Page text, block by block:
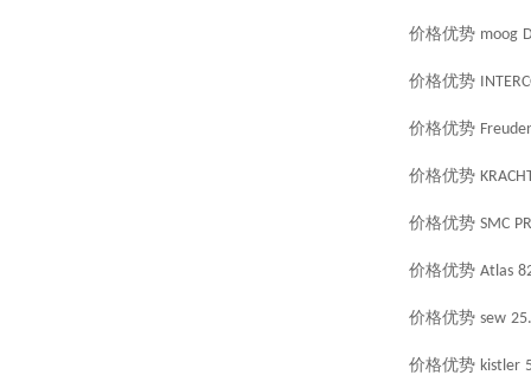
价格优势 moog
价格优势
价格优势
价格优势
价格优势 SMC
价格优势 Atlas
价格优势 sew
价格优势 kistler